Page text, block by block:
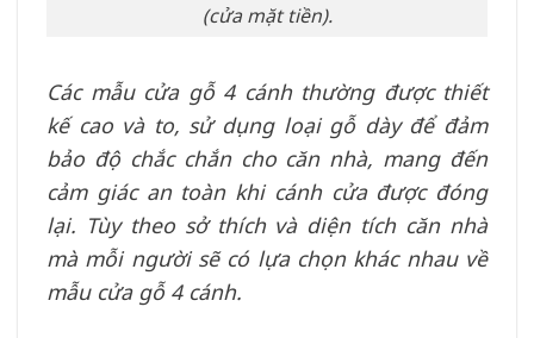
(cửa mặt tiền).
Các mẫu cửa gỗ 4 cánh thường được thiết
kế cao và to, sử dụng loại gỗ dày để đảm
bảo độ chắc chắn cho căn nhà, mang đến
cảm giác an toàn khi cánh cửa được đóng
lại. Tùy theo sở thích và diện tích căn nhà
mà mỗi người sẽ có lựa chọn khác nhau về
mẫu cửa gỗ 4 cánh.